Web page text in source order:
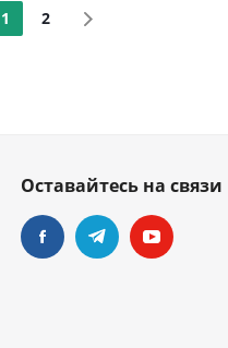
1 2
Оставайтесь на связи